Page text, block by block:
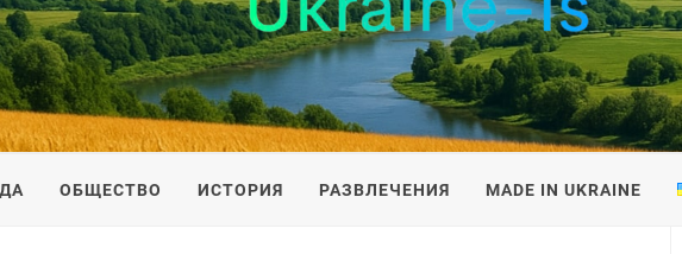
IS
ОБЩЕСТВО ИСТОРИЯ РАЗВЛЕЧЕНИЯ MADE IN UKRAINE